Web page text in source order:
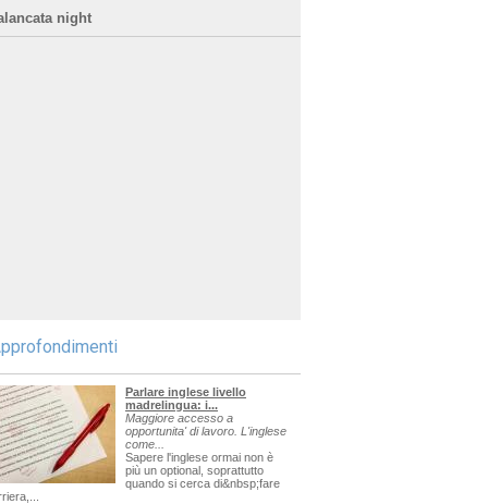
night
Parlare inglese livello
madrelingua: i...
Maggiore accesso a
opportunita' di lavoro. L'inglese
come...
Sapere l'inglese ormai non è
più un optional, soprattutto
quando si cerca di&nbsp;fare